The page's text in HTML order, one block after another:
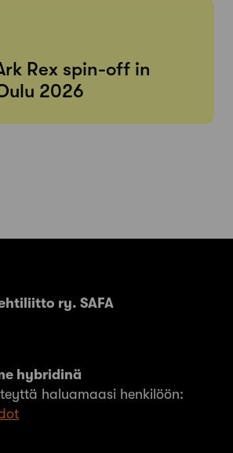
Rex spin-off in
2026
ry. SAFA
hybridinä
haluamaasi henkilöön: